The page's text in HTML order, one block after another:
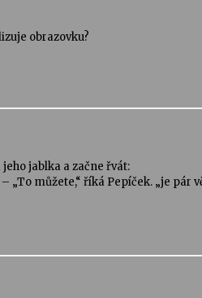
obrazovku?
jablka a začne řvát:
„To můžete,“ říká Pepíček. „je pár